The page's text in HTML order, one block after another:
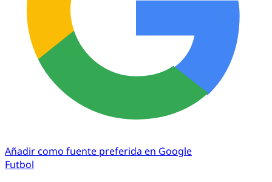
Añadir como fuente preferida en Google
Futbol